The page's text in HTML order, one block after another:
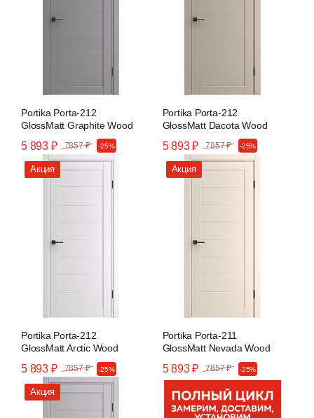
Portika Porta-212
GlossMatt Graphite Wood
5 893 ₽ 7857 ₽ -25%
Portika Porta-212
GlossMatt Dacota Wood
5 893 ₽ 7857 ₽ -25%
Акция
Portika Porta-212
GlossMatt Arctic Wood
5 893 ₽ 7857 ₽ -25%
Акция
Portika Porta-211
GlossMatt Nevada Wood
5 893 ₽ 7857 ₽ -25%
Акция